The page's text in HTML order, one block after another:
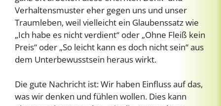
Verhaltensmuster eher gegen uns und unser
Traumleben, weil vielleicht ein Glaubenssatz wie
„Ich habe es nicht verdient“ oder „Ohne Fleiß kein
Preis“ oder „So leicht kann es doch nicht sein“ aus
dem Unterbewusstsein heraus wirkt.
Die gute Nachricht ist: Wir haben Einfluss auf das,
was wir denken und fühlen wollen. Dies kann